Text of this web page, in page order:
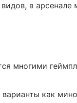
в арсенале
многими
как